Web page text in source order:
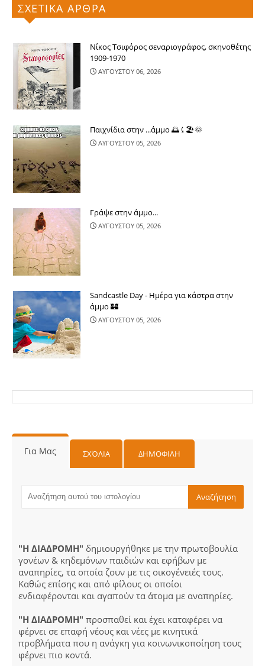
ΣΧΕΤΙΚΑ ΑΡΘΡΑ
Νίκος Τσιφόρος σεναριογράφος, σκηνοθέτης
1909-1970
ΑΥΓΟΥΣΤΟΥ 06, 2026
Παιχνίδια στην ...άμμο 🌅⤹🏖🌞
ΑΥΓΟΥΣΤΟΥ 05, 2026
Γράψε στην άμμο...
ΑΥΓΟΥΣΤΟΥ 05, 2026
Sandcastle Day - Ημέρα για κάστρα στην
άμμο 🏰
ΑΥΓΟΥΣΤΟΥ 05, 2026
Για Μας ΣΧΌΛΙΑ ΔΗΜΟΦΙΛΗ
"Η ΔΙΑΔΡΟΜΗ" δημιουργήθηκε με την πρωτοβουλία
γονέων & κηδεμόνων παιδιών και εφήβων με
αναπηρίες, τα οποία ζουν με τις οικογένειές τους.
Καθώς επίσης και από φίλους οι οποίοι
ενδιαφέρονται και αγαπούν τα άτομα με αναπηρίες.
"Η ΔΙΑΔΡΟΜΗ" προσπαθεί και έχει καταφέρει να
φέρνει σε επαφή νέους και νέες με κινητικά
προβλήματα που η ανάγκη για κοινωνικοποίηση τους
φέρνει πιο κοντά.